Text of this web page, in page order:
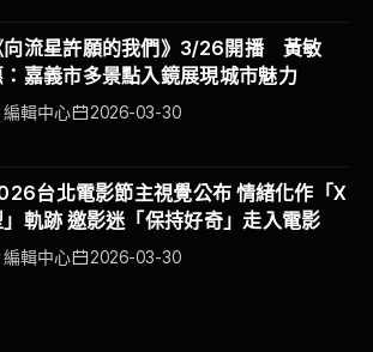
向流星許願的我們》3/26開播 黃敏
：嘉義市多景點入鏡展現城市魅力
編輯中心 2026-03-30
台北電影節主視覺公布 情緒化作「X
」軌跡 邀影迷「保持好奇」走入電影
編輯中心 2026-03-30